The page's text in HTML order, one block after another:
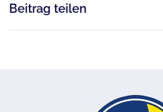
Beitrag teilen